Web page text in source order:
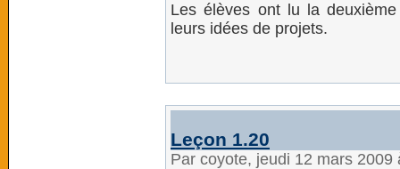
Les élèves ont lu la
leurs idées de projets.
Leçon 1.20
Par coyote, jeudi 12 mars